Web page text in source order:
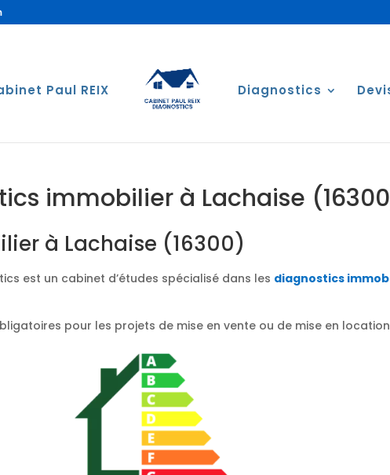
Paul REIX Diagnostics
immobilier à Lachaise
à Lachaise (16300)
est un cabinet d’études spécialisé dans les diagnostics
pour les projets de mise en vente ou de mise en